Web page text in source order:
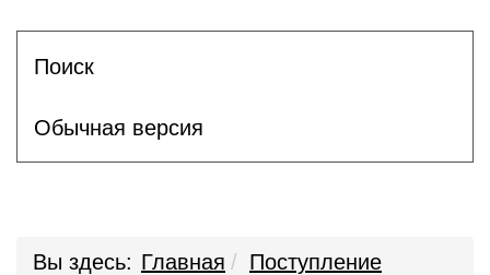
Поиск
Обычная версия
Вы здесь: Главная
Поступление